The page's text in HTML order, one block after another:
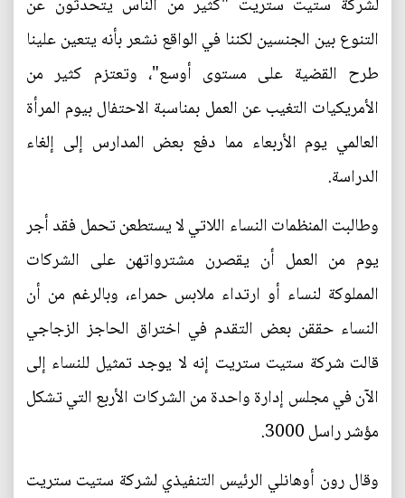
التنوع بين الجنسين لكننا في الواقع نشعر بأنه يتعين علينا
طرح القضية على مستوى أوسع"، وتعتزم كثير من
الأمريكيات التغيب عن العمل بمناسبة الاحتفال بيوم المرأة
العالمي يوم الأربعاء مما دفع بعض المدارس إلى إلغاء
الدراسة.
وطالبت المنظمات النساء اللاتي لا يستطعن تحمل فقد أجر
يوم من العمل أن يقصرن مشترواتهن على الشركات
المملوكة لنساء أو ارتداء ملابس حمراء، وبالرغم من أن
النساء حققن بعض التقدم في اختراق الحاجز الزجاجي
قالت شركة ستيت ستريت إنه لا يوجد تمثيل للنساء إلى
الآن في مجلس إدارة واحدة من الشركات الأربع التي تشكل
مؤشر راسل 3000.
وقال رون أوهانلي الرئيس التنفيذي لشركة ستيت ستريت